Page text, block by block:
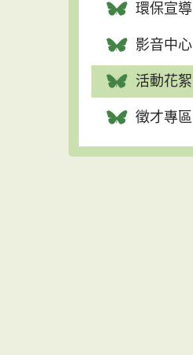
環保宣導
影音中心
活動花絮
徵才專區